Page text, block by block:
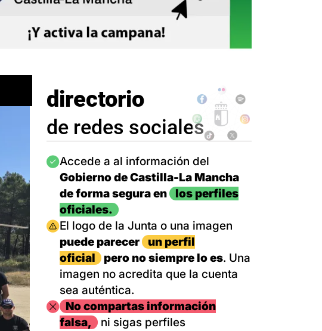
directorio
de redes sociales
Imagen
Accede a al información del
Gobierno de Castilla-La Mancha
de forma segura en
los perfiles
oficiales.
Imagen
El logo de la Junta o una imagen
puede parecer
un perfil
oficial
pero no siempre lo es. Una
imagen no acredita que la cuenta
sea auténtica.
ImagenNo compartas información
falsa,
ni sigas perfiles